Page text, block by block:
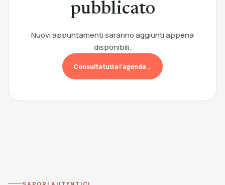
pubblicato
Nuovi appuntamenti saranno aggiunti appena
disponibili.
Consulta tutta l’agenda→